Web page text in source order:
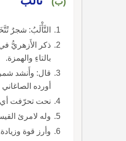
التَّأْلَبُ: شجرٌ
ذكر الأَزهريُّ
بالتاءِ والهمزة.
أورده
نحت تحرّفت
وله لامرئ
وأرز قوة